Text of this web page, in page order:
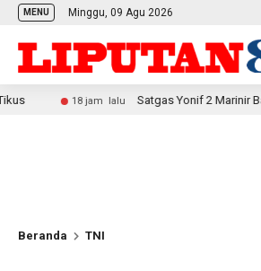
MENU Minggu, 09 Agu 2026
18 jam lalu Satgas Yonif 2 Marinir Bangun
Beranda TNI